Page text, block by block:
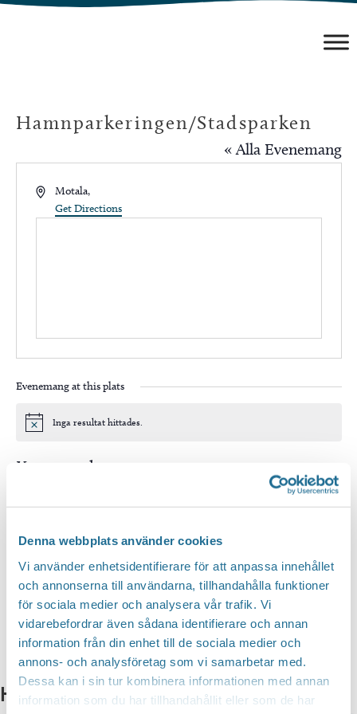
Denna webbplats använder cookies
Vi använder enhetsidentifierare för att anpassa innehållet
och annonserna till användarna, tillhandahålla funktioner
för sociala medier och analysera vår trafik. Vi
vidarebefordrar även sådana identifierare och annan
information från din enhet till de sociala medier och
annons- och analysföretag som vi samarbetar med.
Dessa kan i sin tur kombinera informationen med annan
information som du har tillhandahållit eller som de har
Hoppa
Hamnparkeringen/Stadsparken
« Alla Evenemang
AddressMotala,
Get Directions
Evenemang at this plats
Notis Inga resultat hittades.
Kommande
Prenumerera på kalender
Hittar du inte vad du söker?